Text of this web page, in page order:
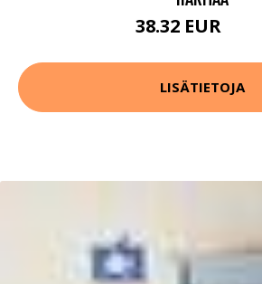
38.32 EUR
LISÄTIETOJA